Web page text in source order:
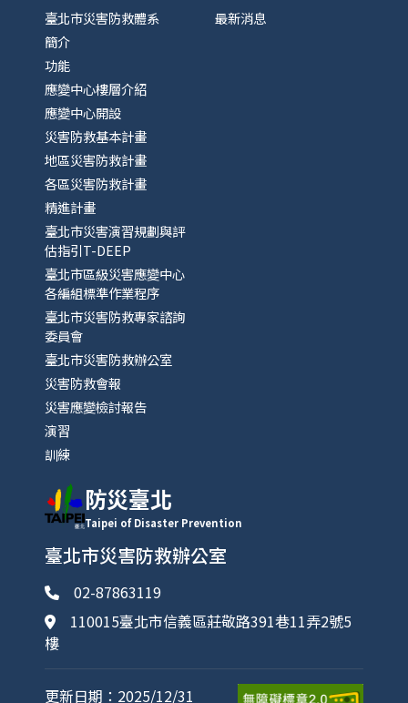
臺北市災害防救體系
簡介
功能
應變中心樓層介紹
應變中心開設
災害防救基本計畫
地區災害防救計畫
各區災害防救計畫
精進計畫
臺北市災害演習規劃與評
估指引T-DEEP
臺北市區級災害應變中心
各編組標準作業程序
臺北市災害防救專家諮詢
委員會
臺北市災害防救辦公室
災害防救會報
災害應變檢討報告
演習
訓練
最新消息
防災臺北
Taipei of Disaster Prevention
臺北市災害防救辦公室
02-87863119
110015臺北市信義區莊敬路391巷11弄2號5
樓
更新日期：2025/12/31